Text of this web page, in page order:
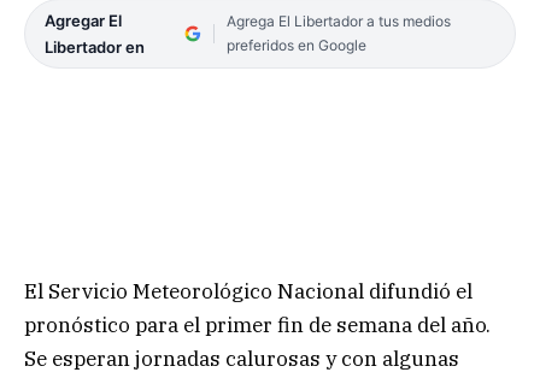
Agregar El
Libertador en
Agrega El Libertador a tus medios
preferidos en Google
El Servicio Meteorológico Nacional difundió el
pronóstico para el primer fin de semana del año.
Se esperan jornadas calurosas y con algunas